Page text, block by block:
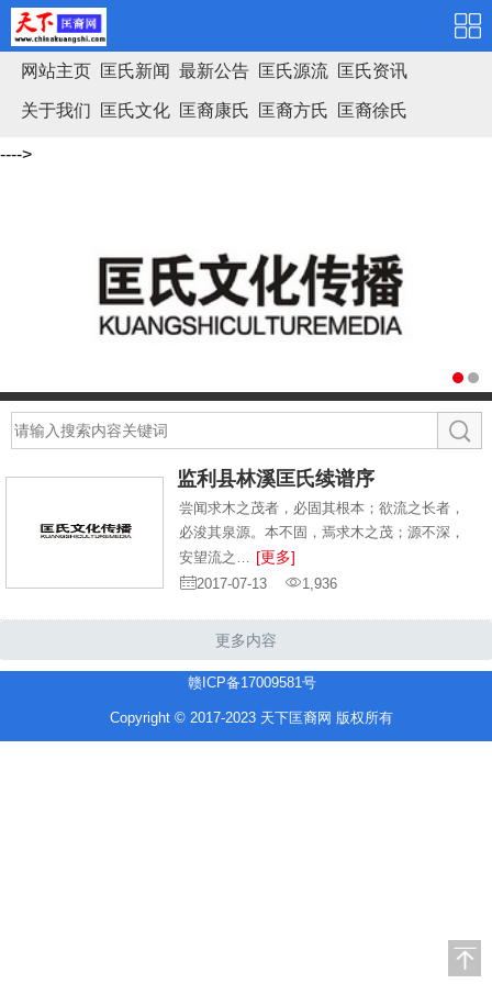
网站主页 匡氏新闻 最新公告 匡氏源流 匡氏资讯
关于我们 匡氏文化 匡裔康氏 匡裔方氏 匡裔徐氏
匡氏家谱
---->
杜甫诗一首赏析
监利县林溪匡氏续谱序
尝闻求木之茂者，必固其根本；欲流之长者，
必浚其泉源。本不固，焉求木之茂；源不深，
安望流之…
[更多]
2017-07-13 1,936
更多内容
赣ICP备17009581号
Copyright © 2017-2023 天下匡裔网 版权所有